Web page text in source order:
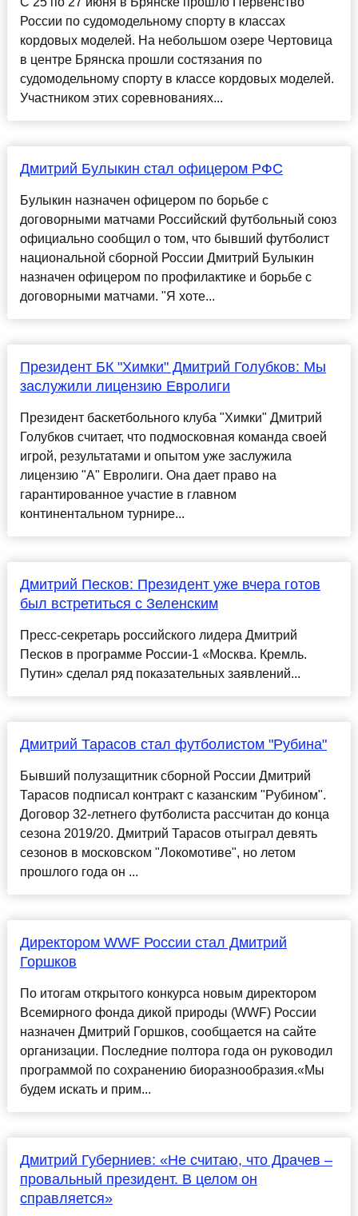
России по судомодельному спорту в классах
кордовых моделей. На небольшом озере Чертовица
в центре Брянска прошли состязания по
судомодельному спорту в классе кордовых моделей.
Участником этих соревнованиях...
Дмитрий Булыкин стал офицером РФС
Булыкин назначен офицером по борьбе с
договорными матчами Российский футбольный союз
официально сообщил о том, что бывший футболист
национальной сборной России Дмитрий Булыкин
назначен офицером по профилактике и борьбе с
договорными матчами. "Я хоте...
Президент БК "Химки" Дмитрий Голубков: Мы
заслужили лицензию Евролиги
Президент баскетбольного клуба "Химки" Дмитрий
Голубков считает, что подмосковная команда своей
игрой, результатами и опытом уже заслужила
лицензию "А" Евролиги. Она дает право на
гарантированное участие в главном
континентальном турнире...
Дмитрий Песков: Президент уже вчера готов
был встретиться с Зеленским
Пресс-секретарь российского лидера Дмитрий
Песков в программе России-1 «Москва. Кремль.
Путин» сделал ряд показательных заявлений...
Дмитрий Тарасов стал футболистом "Рубина"
Бывший полузащитник сборной России Дмитрий
Тарасов подписал контракт с казанским "Рубином".
Договор 32-летнего футболиста рассчитан до конца
сезона 2019/20. Дмитрий Тарасов отыграл девять
сезонов в московском "Локомотиве", но летом
прошлого года он ...
Директором WWF России стал Дмитрий
Горшков
По итогам открытого конкурса новым директором
Всемирного фонда дикой природы (WWF) России
назначен Дмитрий Горшков, сообщается на сайте
организации. Последние полтора года он руководил
программой по сохранению биоразнообразия.«Мы
будем искать и прим...
Дмитрий Губерниев: «Не считаю, что Драчев –
провальный президент. В целом он
справляется»